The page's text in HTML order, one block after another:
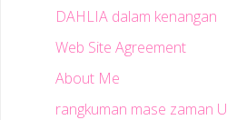
DAHLIA dalam kenangan
Web Site Agreement
About Me
rangkuman mase zaman U